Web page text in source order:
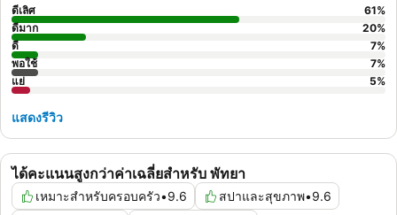
ได้คะแนนสูงกว่าค่าเฉลี่ยสำหรับ พัทยา
เหมาะสำหรับครอบครัว•9.6 สปาและสุขภาพ•9.6
ดีเลิศ 61%
ดีมาก
20%
ดี
7%
พอใช้
7%
แย่
5%
แสดงรีวิว